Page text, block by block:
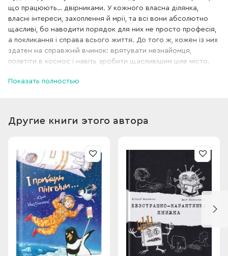
що працюють… двірниками. У кожного власна ділянка,
власні інтереси, захоплення й мрії, та всі вони абсолютно
щасливі, бо наводити порядок для них не просто професія,
а покликання і справа всього життя. До того ж, кожен із них
здатен на справжній вчинок: врятувати незнайомця,
полетіти в космос і навіть зробити щасливішим ціле місто.
добрішим і по-справжньому чистішим.
Показать полностью
Другие книги этого автора